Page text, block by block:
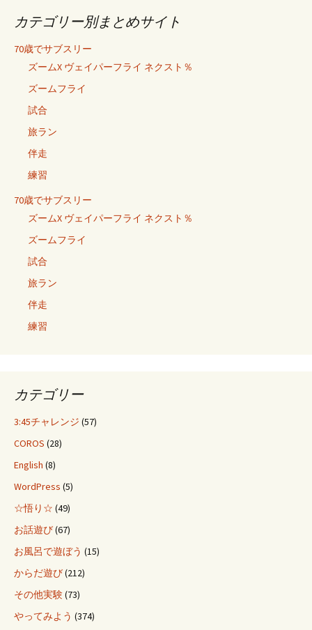
カテゴリー別まとめサイト
70歳でサブスリー
ズームX ヴェイパーフライ ネクスト％
ズームフライ
試合
旅ラン
伴走
練習
70歳でサブスリー
ズームX ヴェイパーフライ ネクスト％
ズームフライ
試合
旅ラン
伴走
練習
カテゴリー
3:45チャレンジ (57)
COROS (28)
English (8)
WordPress (5)
☆悟り☆ (49)
お話遊び(67)
お風呂で遊ぼう (15)
からだ遊び(212)
その他実験(73)
やってみよう (374)